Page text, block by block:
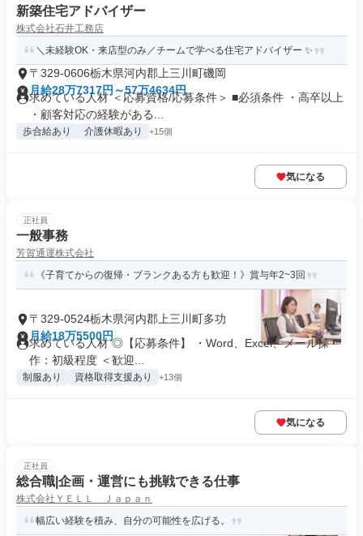
新築住宅アドバイザー
株式会社石井工務店
＼未経験OK・来店型のみ／チームで学べる住宅アドバイザー ✨
〒329-0606栃木県河内郡上三川町磯岡
月給28万7317円～57万4634円
求めている人材 ＜応募資格/応募条件＞ ■必須条件 ・高卒以上
・顧客対応の経験がある...
歩合給あり 介護休暇あり +15個
気になる
正社員
一般事務
芳賀通運株式会社
《子育てからの復帰・ブランクある方も歓迎！》賞与年2~3回
〒329-0524栃木県河内郡上三川町多功
月給18万5500円
求めている人材 ◎【応募条件】 ・Word、Excel、メール操
作：初級程度 ＜歓迎...
制服あり 資格取得支援あり +13個
気になる
正社員
総合職|企画・運営にも挑戦できる仕事
株式会社ＹＥＬＬ Ｊａｐａｎ
幅広い経験を積み、自分の可能性を広げる。